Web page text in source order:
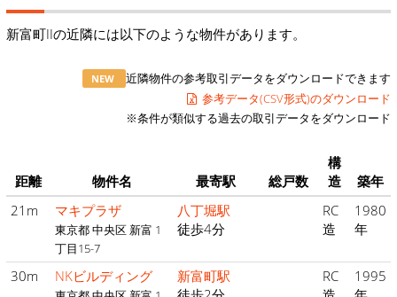
新富町IIの近隣には以下のような物件があります。
NEW
近隣物件の参考取引データをダウンロードできます
参考データ(CSV形式)のダウンロード
※条件が類似する過去の取引データをダウンロード
距離 物件名 最寄駅 総戸数
構
造
築年
21m
マキプラザ
東京都 中央区 新富 1
丁目15-7
八丁堀駅
徒歩4分
RC
造
1980
年
30m NKビルディング
新富町駅
RC
1995